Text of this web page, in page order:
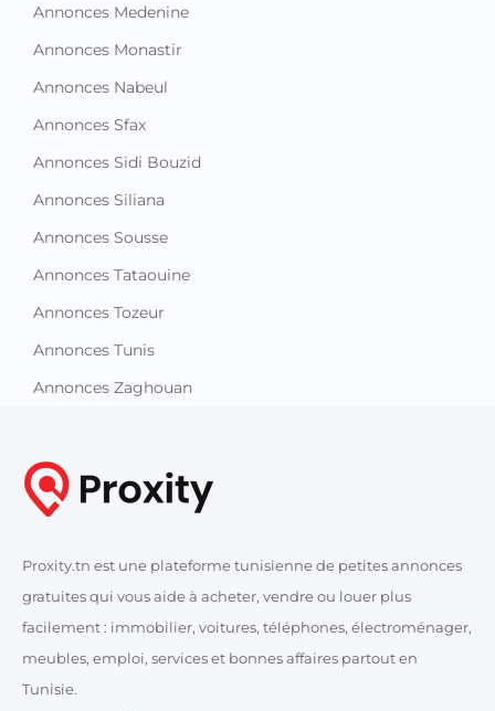
Annonces Medenine
Annonces Monastir
Annonces Nabeul
Annonces Sfax
Annonces Sidi Bouzid
Annonces Siliana
Annonces Sousse
Annonces Tataouine
Annonces Tozeur
Annonces Tunis
Annonces Zaghouan
Proxity.tn est une plateforme tunisienne de petites annonces
gratuites qui vous aide à acheter, vendre ou louer plus
facilement : immobilier, voitures, téléphones, électroménager,
meubles, emploi, services et bonnes affaires partout en
Tunisie.